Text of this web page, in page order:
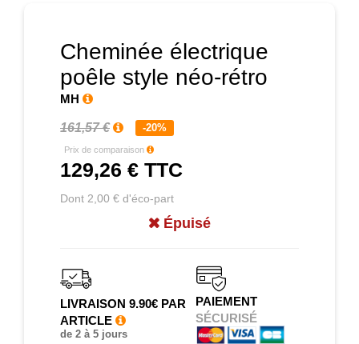
Cheminée électrique
poêle style néo-rétro
MH
161,57 € -20%
Prix de comparaison
129,26 € TTC
Dont 2,00 € d'éco-part
Épuisé
LIVRAISON 9.90€ PAR
ARTICLE
de 2 à 5 jours
PAIEMENT
SÉCURISÉ